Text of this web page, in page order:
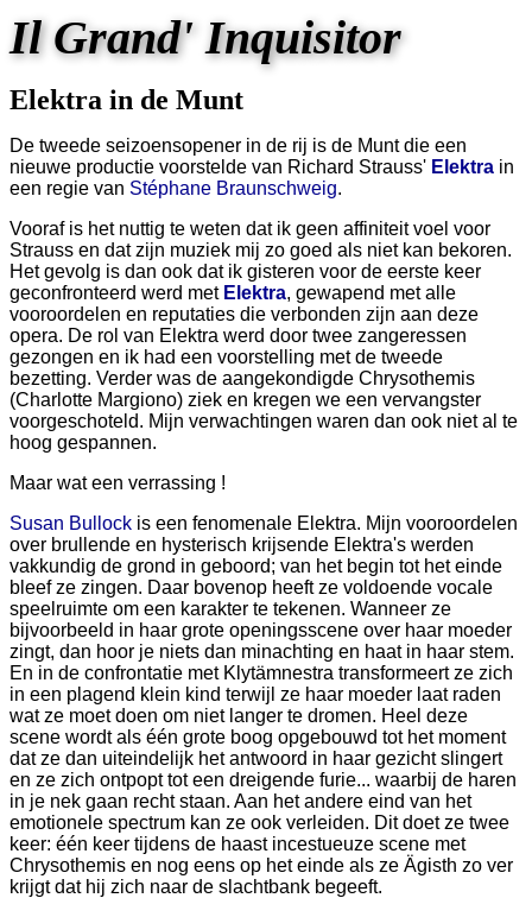
Il Grand' Inquisitor
Elektra in de Munt
De tweede seizoensopener in de rij is de Munt die een
nieuwe productie voorstelde van Richard Strauss' Elektra in
een regie van Stéphane Braunschweig.
Vooraf is het nuttig te weten dat ik geen affiniteit voel voor
Strauss en dat zijn muziek mij zo goed als niet kan bekoren.
Het gevolg is dan ook dat ik gisteren voor de eerste keer
geconfronteerd werd met Elektra, gewapend met alle
vooroordelen en reputaties die verbonden zijn aan deze
opera. De rol van Elektra werd door twee zangeressen
gezongen en ik had een voorstelling met de tweede
bezetting. Verder was de aangekondigde Chrysothemis
(Charlotte Margiono) ziek en kregen we een vervangster
voorgeschoteld. Mijn verwachtingen waren dan ook niet al te
hoog gespannen.
Maar wat een verrassing !
Susan Bullock is een fenomenale Elektra. Mijn vooroordelen
over brullende en hysterisch krijsende Elektra's werden
vakkundig de grond in geboord; van het begin tot het einde
bleef ze zingen. Daar bovenop heeft ze voldoende vocale
speelruimte om een karakter te tekenen. Wanneer ze
bijvoorbeeld in haar grote openingsscene over haar moeder
zingt, dan hoor je niets dan minachting en haat in haar stem.
En in de confrontatie met Klytämnestra transformeert ze zich
in een plagend klein kind terwijl ze haar moeder laat raden
wat ze moet doen om niet langer te dromen. Heel deze
scene wordt als één grote boog opgebouwd tot het moment
dat ze dan uiteindelijk het antwoord in haar gezicht slingert
en ze zich ontpopt tot een dreigende furie... waarbij de haren
in je nek gaan recht staan. Aan het andere eind van het
emotionele spectrum kan ze ook verleiden. Dit doet ze twee
keer: één keer tijdens de haast incestueuze scene met
Chrysothemis en nog eens op het einde als ze Ägisth zo ver
krijgt dat hij zich naar de slachtbank begeeft.